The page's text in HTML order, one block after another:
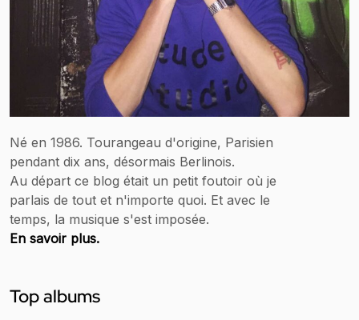
Né en 1986. Tourangeau d'origine, Parisien
pendant dix ans, désormais Berlinois.
Au départ ce blog était un petit foutoir où je
parlais de tout et n'importe quoi. Et avec le
temps, la musique s'est imposée.
En savoir plus.
Top albums